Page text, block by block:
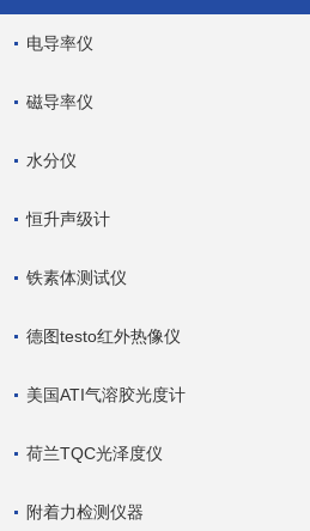
电导率仪
磁导率仪
水分仪
恒升声级计
铁素体测试仪
德图testo红外热像仪
美国ATI气溶胶光度计
荷兰TQC光泽度仪
附着力检测仪器